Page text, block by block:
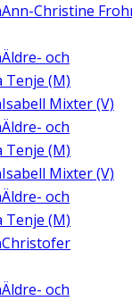
Ann-Christine
Äldre- och
(M)
Isabell Mixter (V)
Äldre- och
(M)
Isabell Mixter (V)
Äldre- och
(M)
Christofer
Äldre- och